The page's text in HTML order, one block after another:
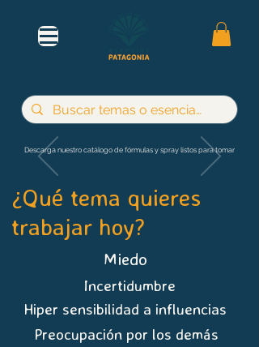
Descarga nuestro catálogo de fórmulas y spray listos para tomar
¿Qué tema quieres
trabajar hoy?
Miedo
Incertidumbre
Hiper sensibilidad a influencias
Preocupación por los demás